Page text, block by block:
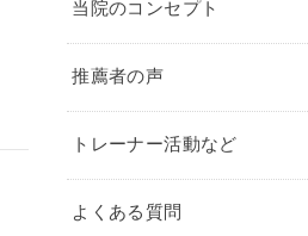
当院のコンセプト
推薦者の声
トレーナー活動など
よくある質問